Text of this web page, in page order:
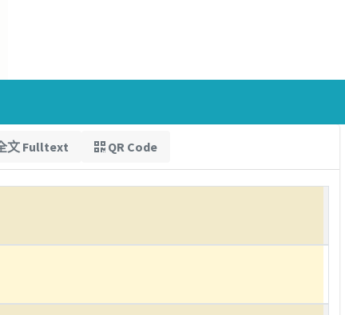
文 Fulltext QR Code